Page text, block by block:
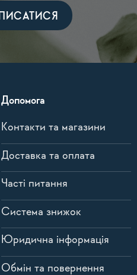
Допомога
Контакти та магазини
Доставка та оплата
Часті питання
Система знижок
Юридична інформація
Обмін та повернення